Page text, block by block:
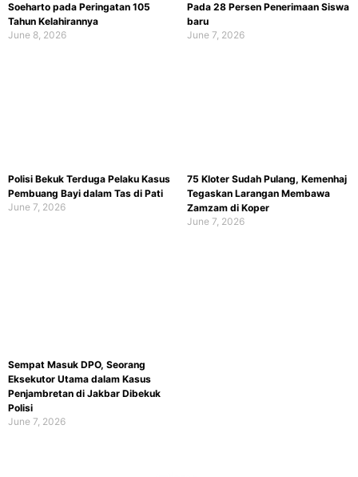
Soeharto pada Peringatan 105
Tahun Kelahirannya
June 8, 2026
Pada 28 Persen Penerimaan Siswa
baru
June 7, 2026
Polisi Bekuk Terduga Pelaku Kasus
Pembuang Bayi dalam Tas di Pati
June 7, 2026
75 Kloter Sudah Pulang, Kemenhaj
Tegaskan Larangan Membawa
Zamzam di Koper
June 7, 2026
Sempat Masuk DPO, Seorang
Eksekutor Utama dalam Kasus
Penjambretan di Jakbar Dibekuk
Polisi
June 7, 2026